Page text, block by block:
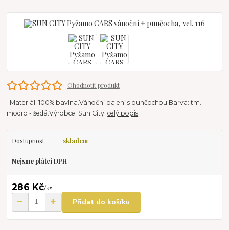
Ohodnotit produkt
Materiál: 100% bavlna.Vánoční balení s punčochou.Barva: tm.
modro - šedá.Výrobce: Sun City.celý popis
Dostupnost skladem
Nejsme plátci DPH
286 Kč/ks
Přidat do košíku